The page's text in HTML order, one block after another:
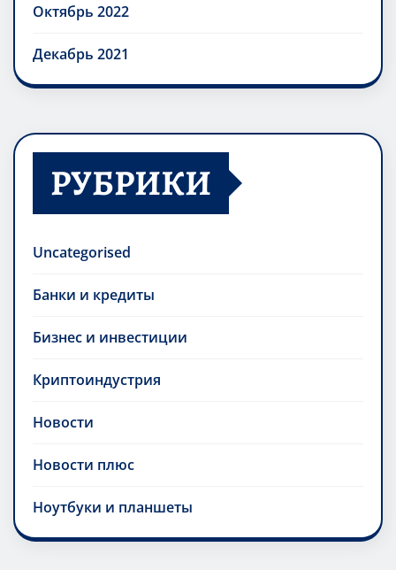
Октябрь 2022
Декабрь 2021
РУБРИКИ
Uncategorised
Банки и кредиты
Бизнес и инвестиции
Криптоиндустрия
Новости
Новости плюс
Ноутбуки и планшеты